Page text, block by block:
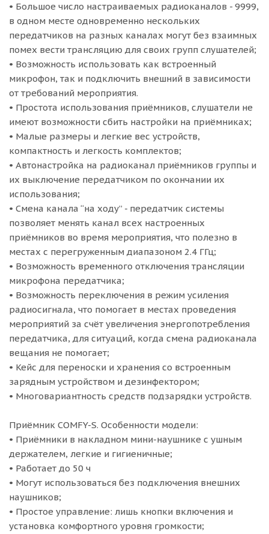
• Большое число настраиваемых радиоканалов - 9999,
в одном месте одновременно нескольких
передатчиков на разных каналах могут без взаимных
помех вести трансляцию для своих групп слушателей;
• Возможность использовать как встроенный
микрофон, так и подключить внешний в зависимости
от требований мероприятия.
• Простота использования приёмников, слушатели не
имеют возможности сбить настройки на приёмниках;
• Малые размеры и легкие вес устройств,
компактность и легкость комплектов;
• Автонастройка на радиоканал приёмников группы и
их выключение передатчиком по окончании их
использования;
• Смена канала “на ходу” - передатчик системы
позволяет менять канал всех настроенных
приёмников во время мероприятия, что полезно в
местах с перегруженным диапазоном 2.4 ГГц;
• Возможность временного отключения трансляции
микрофона передатчика;
• Возможность переключения в режим усиления
радиосигнала, что помогает в местах проведения
мероприятий за счёт увеличения энергопотребления
передатчика, для ситуаций, когда смена радиоканала
вещания не помогает;
• Кейс для переноски и хранения со встроенным
зарядным устройством и дезинфектором;
• Многовариантность средств подзарядки устройств.
Приёмник COMFY-S. Особенности модели:
• Приёмники в накладном мини-наушнике с ушным
держателем, легкие и гигиеничные;
• Работает до 50 ч
• Могут использоваться без подключения внешних
наушников;
• Простое управление: лишь кнопки включения и
установка комфортного уровня громкости;